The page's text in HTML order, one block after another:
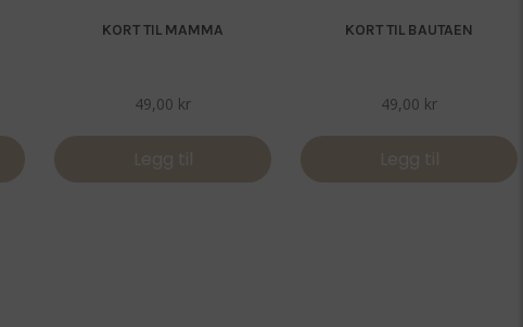
KORT TIL MAMMA
49,00 kr
Legg til
KORT TIL BAUTAEN
49,00 kr
Legg til